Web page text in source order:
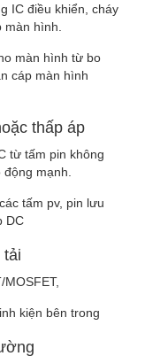
IC điều khiển, cháy
hình.
màn hình từ bo
cáp màn hình
thấp áp
từ tấm pin không
mạnh.
tấm pv, pin lưu
DC
tải
kiện bên trong